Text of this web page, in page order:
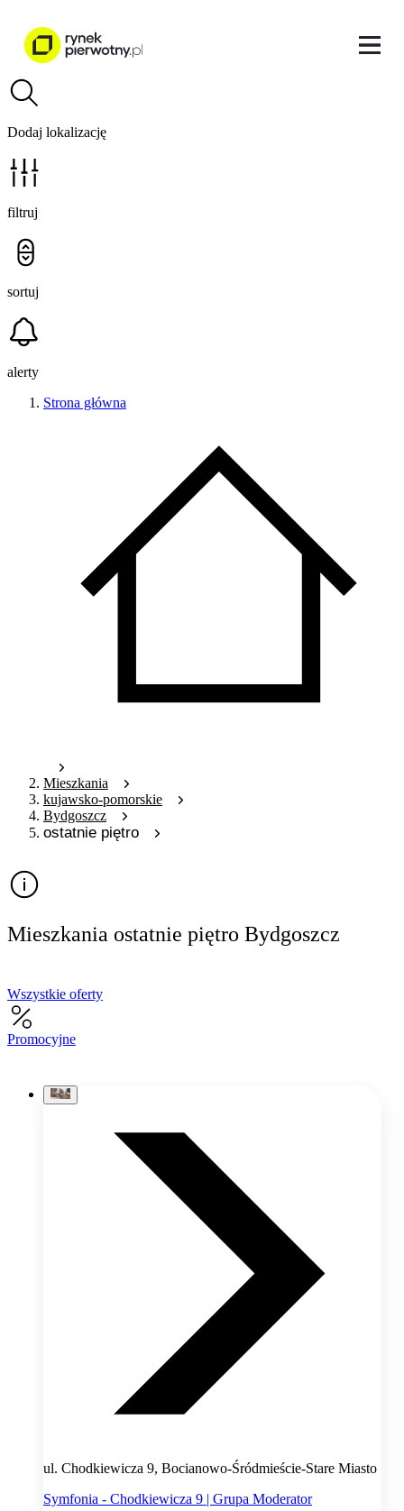
Dodaj lokalizację
filtruj
sortuj
alerty
Strona główna
Mieszkania
kujawsko-pomorskie
Bydgoszcz
ostatnie piętro
Mieszkania ostatnie piętro Bydgoszcz
Wszystkie oferty
Promocyjne
ul. Chodkiewicza 9, Bocianowo-Śródmieście-Stare Miasto
Symfonia - Chodkiewicza 9 | Grupa Moderator